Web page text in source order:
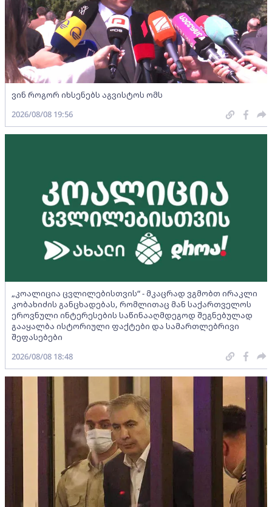
ვინ როგორ იხსენებს აგვისტოს ომს
2026/08/08 19:56
„კოალიცია ცვლილებისთვის“ - მკაცრად ვგმობთ ირაკლი
კობახიძის განცხადებას, რომლითაც მან საქართველოს
ეროვნული ინტერესების საწინააღმდეგოდ შეგნებულად
გააყალბა ისტორიული ფაქტები და სამართლებრივი
შეფასებები
2026/08/08 18:48